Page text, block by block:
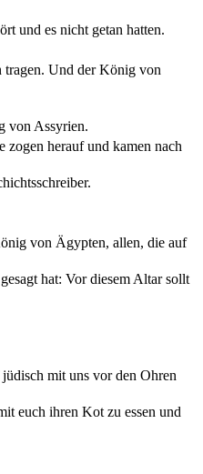
und es nicht getan hatten.
tragen. Und der König von
von Assyrien.
zogen herauf und kamen nach
von Ägypten, allen, die auf
hat: Vor diesem Altar sollt
mit uns vor den Ohren
euch ihren Kot zu essen und